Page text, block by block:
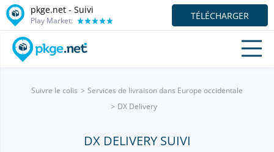
pkge.net - Suivi
Play Market: TÉLÉCHARGER
Suivre le colis
Services de livraison dans Europe occidentale
DX Delivery
DX DELIVERY SUIVI